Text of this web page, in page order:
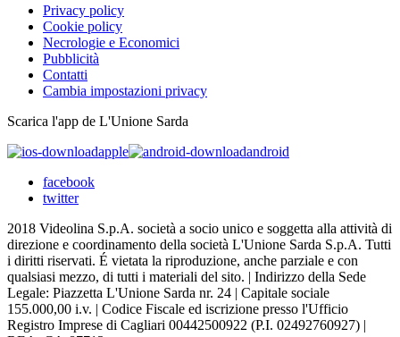
Privacy policy
Cookie policy
Necrologie e Economici
Pubblicità
Contatti
Cambia impostazioni privacy
Scarica l'app de L'Unione Sarda
apple
android
facebook
twitter
2018 Videolina S.p.A. società a socio unico e soggetta alla attività di
direzione e coordinamento della società L'Unione Sarda S.p.A. Tutti
i diritti riservati. É vietata la riproduzione, anche parziale e con
qualsiasi mezzo, di tutti i materiali del sito. | Indirizzo della Sede
Legale: Piazzetta L'Unione Sarda nr. 24 | Capitale sociale
155.000,00 i.v. | Codice Fiscale ed iscrizione presso l'Ufficio
Registro Imprese di Cagliari 00442500922 (P.I. 02492760927) |